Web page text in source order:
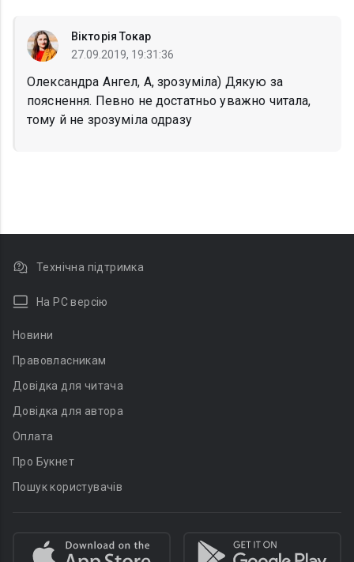
Вікторія Токар
27.09.2019, 19:31:36
Олександра Ангел, А, зрозуміла) Дякую за
пояснення. Певно не достатньо уважно читала,
тому й не зрозуміла одразу
Технічна підтримка
На PC версію
Новини
Правовласникам
Довідка для читача
Довідка для автора
Оплата
Про Букнет
Пошук користувачів